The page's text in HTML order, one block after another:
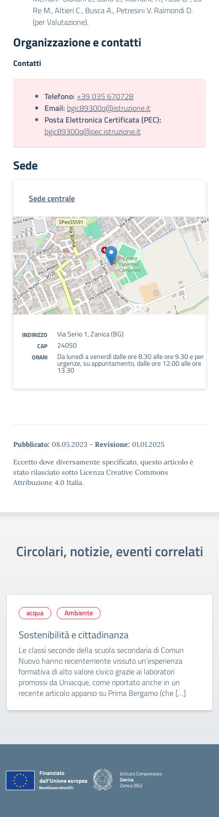
Re M., Altieri C., Busca A., Petresini V. Raimondi D.
(per Valutazione).
Organizzazione e contatti
Contatti
Telefono: +39 035 670728
Email: bgic89300q@istruzione.it
Posta Elettronica Certificata (PEC):
bgic89300q@pec.istruzione.it
Sede
Sede centrale
INDIRIZZO Via Serio 1, Zanica (BG)
CAP 24050
ORARI Da lunedì a venerdì dalle ore 8.30 alle ore 9.30 e per
urgenze, su appuntamento, dalle ore 12.00 alle ore
13.30
Pubblicato: 08.05.2023 - Revisione: 01.01.2025
Eccetto dove diversamente specificato, questo articolo è
stato rilasciato sotto Licenza Creative Commons
Attribuzione 4.0 Italia.
Circolari, notizie, eventi correlati
acqua Ambiente
Sostenibilità e cittadinanza
Le classi seconde della scuola secondaria di Comun
Nuovo hanno recentemente vissuto un’esperienza
formativa di alto valore civico grazie ai laboratori
promossi da Uniacque, come riportato anche in un
recente articolo apparso su Prima Bergamo (che […]
Istituto Comprensivo
Zanica
Zanica (BG)